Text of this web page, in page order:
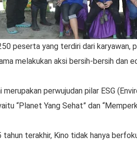
peserta yang terdiri dari
melakukan aksi bersih-bersih dan
merupakan perwujudan pilar ESG
“Planet Yang Sehat” dan
tahun terakhir, Kino tidak hanya